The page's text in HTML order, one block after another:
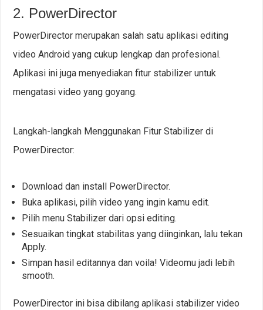
2. PowerDirector
PowerDirector merupakan salah satu aplikasi editing
video Android yang cukup lengkap dan profesional.
Aplikasi ini juga menyediakan fitur stabilizer untuk
mengatasi video yang goyang.
Langkah-langkah Menggunakan Fitur Stabilizer di
PowerDirector:
Download dan install PowerDirector.
Buka aplikasi, pilih video yang ingin kamu edit.
Pilih menu Stabilizer dari opsi editing.
Sesuaikan tingkat stabilitas yang diinginkan, lalu tekan
Apply.
Simpan hasil editannya dan voila! Videomu jadi lebih
smooth.
PowerDirector ini bisa dibilang aplikasi stabilizer video